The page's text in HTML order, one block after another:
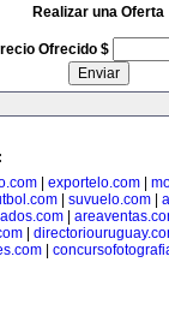
Realizar una Oferta
Ofrecido $
exportelo.com
| suvuelo.com|
|